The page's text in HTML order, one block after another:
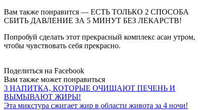
Вам также понравится — ЕСТЬ ТОЛЬКО 2 СПОСОБА
СБИТЬ ДАВЛЕНИЕ ЗА 5 МИНУТ БЕЗ ЛЕКАРСТВ!
Попробуй сделать этот прекрасный комплекс асан утром,
чтобы чувствовать себя прекрасно.
Поделиться на Facebook
Вам также может понравиться
3 НАПИТКА, КОТОРЫЕ ОЧИЩАЮТ ПЕЧЕНЬ И
ВЫМЫВАЮТ ЖИРЫ!
Эта микстура сжигает жир в области живота за 4 ночи!